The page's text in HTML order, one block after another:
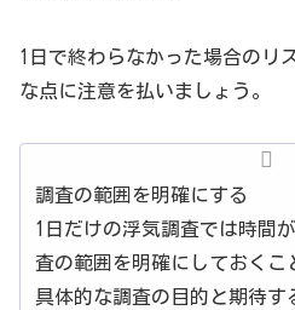
1日で終わらなかった場合のリ
な点に注意を払いましょう。
調査の範囲を明確にする
1日だけの浮気調査では時間
査の範囲を明確にしておくこ
具体的な調査の目的と期待す